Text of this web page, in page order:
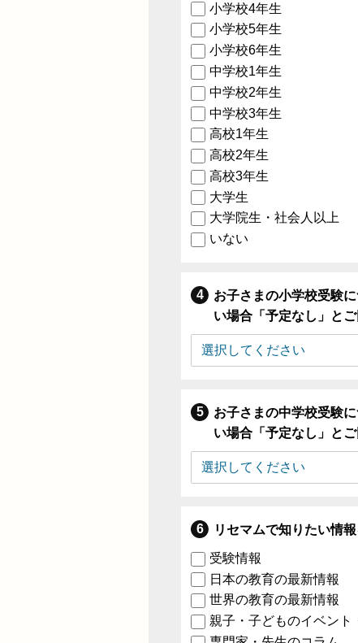
小学校4年生
小学校5年生
小学校6年生
中学校1年生
中学校2年生
中学校3年生
高校1年生
高校2年生
高校3年生
大学生
大学院生・社会人以上
いない
お子さまの小学校受験
い場合「予定なし」とご
お子さまの中学校受験
い場合「予定なし」とご
リセマムで知りたい情
受験情報
日本の教育の最新情報
世界の教育の最新情報
親子・子どものイベント